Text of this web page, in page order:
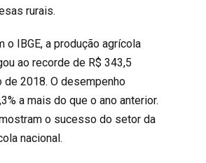
rurais.
o IBGE, a produção agrícola
ao recorde de R$ 343,5
de 2018. O desempenho
a mais do que o ano anterior.
o sucesso do setor da
nacional.